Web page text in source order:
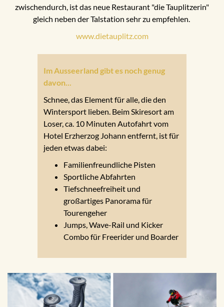
zwischendurch, ist das neue Restaurant "die Tauplitzerin"
gleich neben der Talstation sehr zu empfehlen.
www.dietauplitz.com
Im Ausseerland gibt es noch genug
davon...
Schnee, das Element für alle, die den
Wintersport lieben. Beim Skiresort am
Loser, ca. 10 Minuten Autofahrt vom
Hotel Erzherzog Johann entfernt, ist für
jeden etwas dabei:
Familienfreundliche Pisten
Sportliche Abfahrten
Tiefschneefreiheit und
großartiges Panorama für
Tourengeher
Jumps, Wave-Rail und Kicker
Combo für Freerider und Boarder